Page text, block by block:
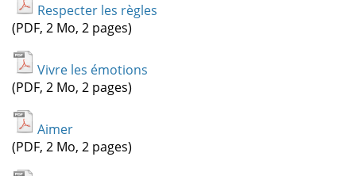
Respecter les règles
(PDF, 2 Mo, 2 pages)
Vivre les émotions
(PDF, 2 Mo, 2 pages)
Aimer
(PDF, 2 Mo, 2 pages)